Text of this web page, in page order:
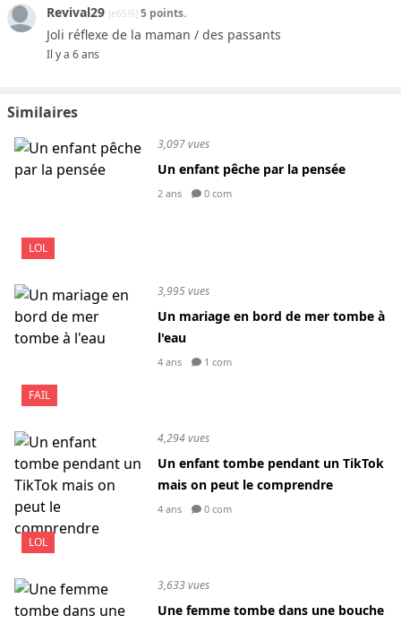
Revival29 [e65!6] 5 points.
Joli réflexe de la maman / des passants
Il y a 6 ans
Similaires
LOL
3,097 vues
Un enfant pêche par la pensée
2 ans 0 com
FAIL
3,995 vues
Un mariage en bord de mer tombe à
l'eau
4 ans 1 com
LOL
4,294 vues
Un enfant tombe pendant un TikTok
mais on peut le comprendre
4 ans 0 com
3,633 vues
Une femme tombe dans une bouche